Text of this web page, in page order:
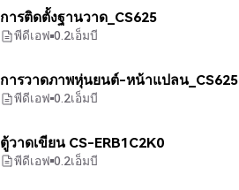
การติดตั้งฐานวาด_CS625
พีดีเอฟ 0.2เอ็มบี
การวาดภาพหุ่นยนต์-หน้าแปลน_CS625
พีดีเอฟ 0.2เอ็มบี
ตู้วาดเขียน CS-ERB1C2K0
พีดีเอฟ 0.2เอ็มบี